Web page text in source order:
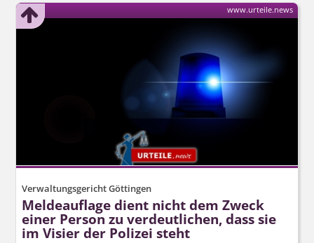
Verwaltungsgericht Göttingen
Meldeauflage dient nicht dem Zweck
einer Person zu verdeutlichen, dass sie
im Visier der Polizei steht
www.urteile.news